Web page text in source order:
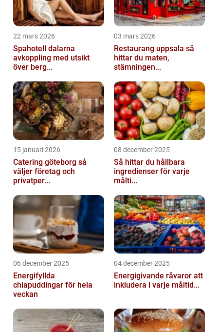
22 mars 2026
Spahotell dalarna
avkoppling med utsikt
över berg...
03 mars 2026
Restaurang uppsala så
hittar du maten,
stämningen...
15 januari 2026
Catering göteborg så
väljer företag och
privatper...
08 december 2025
Så hittar du hållbara
ingredienser för varje
målti...
06 december 2025
Energifyllda
chiapuddingar för hela
veckan
04 december 2025
Energigivande råvaror att
inkludera i varje måltid...